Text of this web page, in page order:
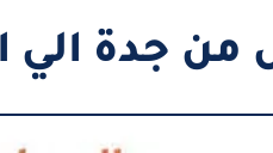
الي الخرج